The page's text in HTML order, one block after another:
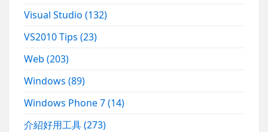
Visual Studio(132)
VS2010 Tips(23)
Web(203)
Windows(89)
Windows Phone 7(14)
介紹好用工具(273)